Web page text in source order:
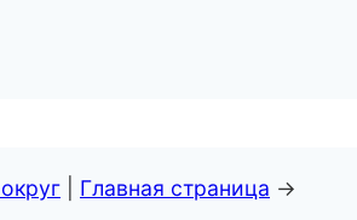
Главная страница →